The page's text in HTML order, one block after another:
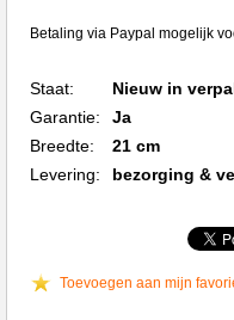
Betaling via Paypal mogelijk
Staat:
Nieuw in
Garantie:
Ja
Breedte:
21 cm
Levering:
bezorging &
Toevoegen aan mijn